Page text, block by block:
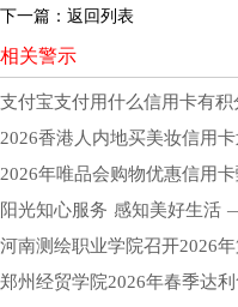
下一篇： 返回列表
相关警示
支付宝支付用什么信用卡有
2026香港人内地买美妆信用
2026年唯品会购物优惠信用
阳光知心服务 感知美好生
河南测绘职业学院召开2026
郑州经贸学院2026年春季达